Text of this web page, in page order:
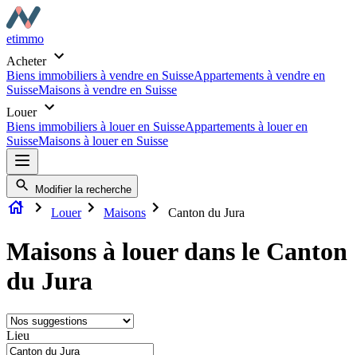
etimmo
Acheter
Biens immobiliers à vendre en SuisseAppartements à vendre en
SuisseMaisons à vendre en Suisse
Louer
Biens immobiliers à louer en SuisseAppartements à louer en
SuisseMaisons à louer en Suisse
Modifier la recherche
Louer Maisons Canton du Jura
Maisons à louer dans le Canton
du Jura
Lieu